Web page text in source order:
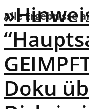
Alle Ergebnisse
Doku